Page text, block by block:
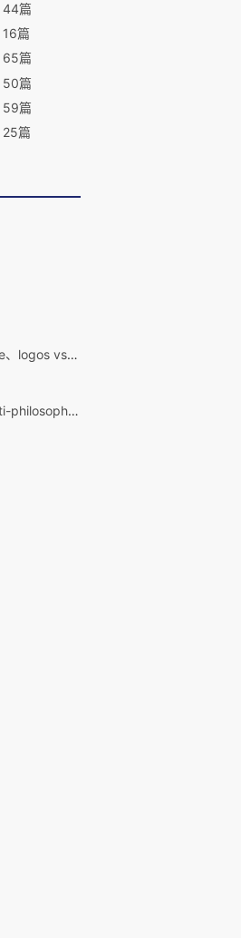
44篇
16篇
65篇
50篇
59篇
25篇
关于阴阳、masculine vs. feminine、logos vs. eros, 以及Conjunction的意义
为什么说心理分析学是反-哲学(anti-philosophy)？